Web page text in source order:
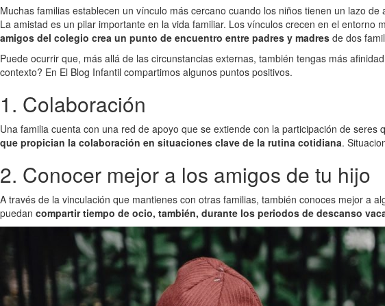
Muchas familias establecen un vínculo más cercano cuando los niños tienen un lazo
La amistad es un pilar importante en la vida familiar. Los vínculos crecen en el
amigos del colegio crea un punto de encuentro entre padres y madres de dos
Puede ocurrir que, más allá de las circunstancias externas, también tengas más
contexto? En El Blog Infantil compartimos algunos puntos positivos.
1. Colaboración
Una familia cuenta con una red de apoyo que se extiende con la participación de
que propician la colaboración en situaciones clave de la rutina cotidiana.
2. Conocer mejor a los amigos de tu hijo
A través de la vinculación que mantienes con otras familias, también conoces mejor a
puedan compartir tiempo de ocio, también, durante los periodos de descanso